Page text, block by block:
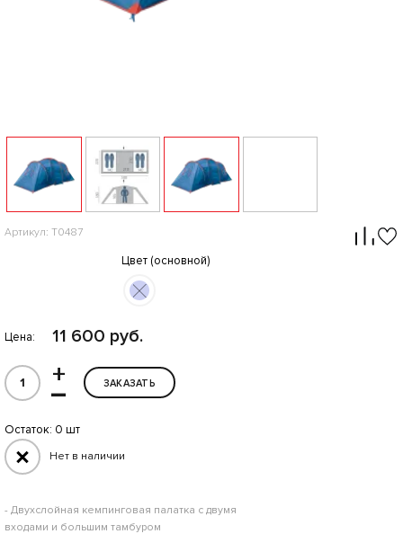
Артикул: T0487
Цвет (основной)
Цена: 11 600 руб.
–
+ ЗАКАЗАТЬ
Остаток: 0 шт
Нет в наличии
- Двухслойная кемпинговая палатка с двумя
входами и большим тамбуром